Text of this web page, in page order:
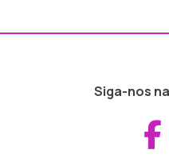
Siga-nos